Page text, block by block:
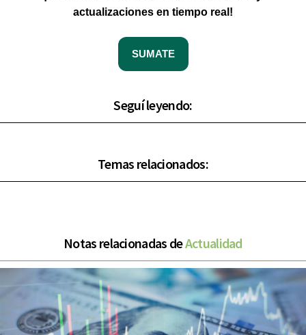
actualizaciones en tiempo real!
SUMATE
Seguí leyendo:
Temas relacionados:
Notas relacionadas deActualidad